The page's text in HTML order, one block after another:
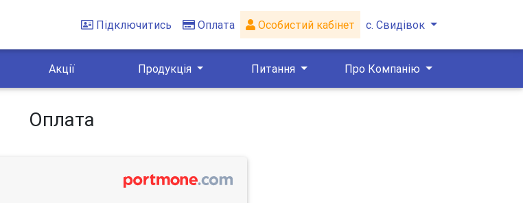
Підключитись Оплата Особистий кабінет с. Свидівок
Акції Продукція Питання Про Компанію
Оплата